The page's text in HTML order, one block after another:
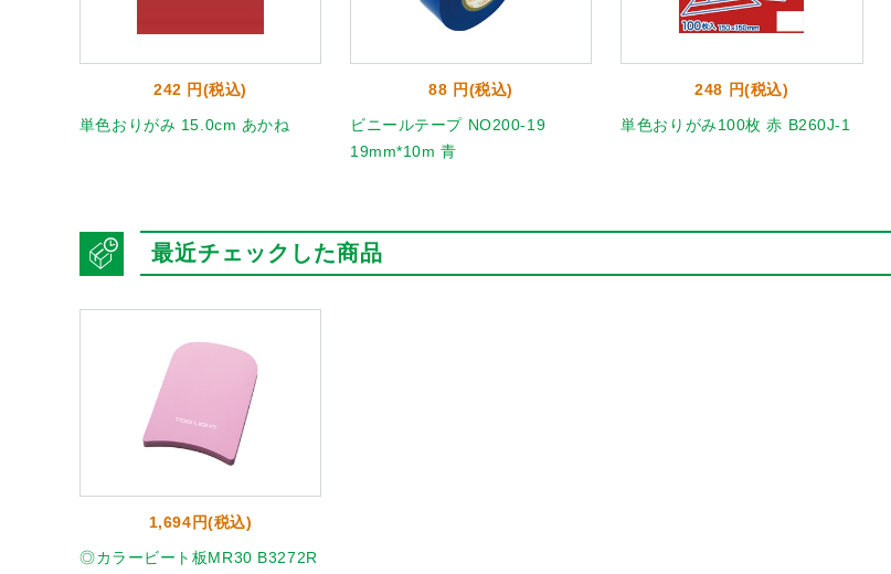
242 円(税込)
単色おりがみ 15.0cm あかね
88 円(税込)
ビニールテープ NO200-19
19mm*10m 青
248 円(税込)
単色おりがみ100枚 赤 B260J-1
最近チェックした商品
1,694円(税込)
◎カラービート板MR30 B3272R